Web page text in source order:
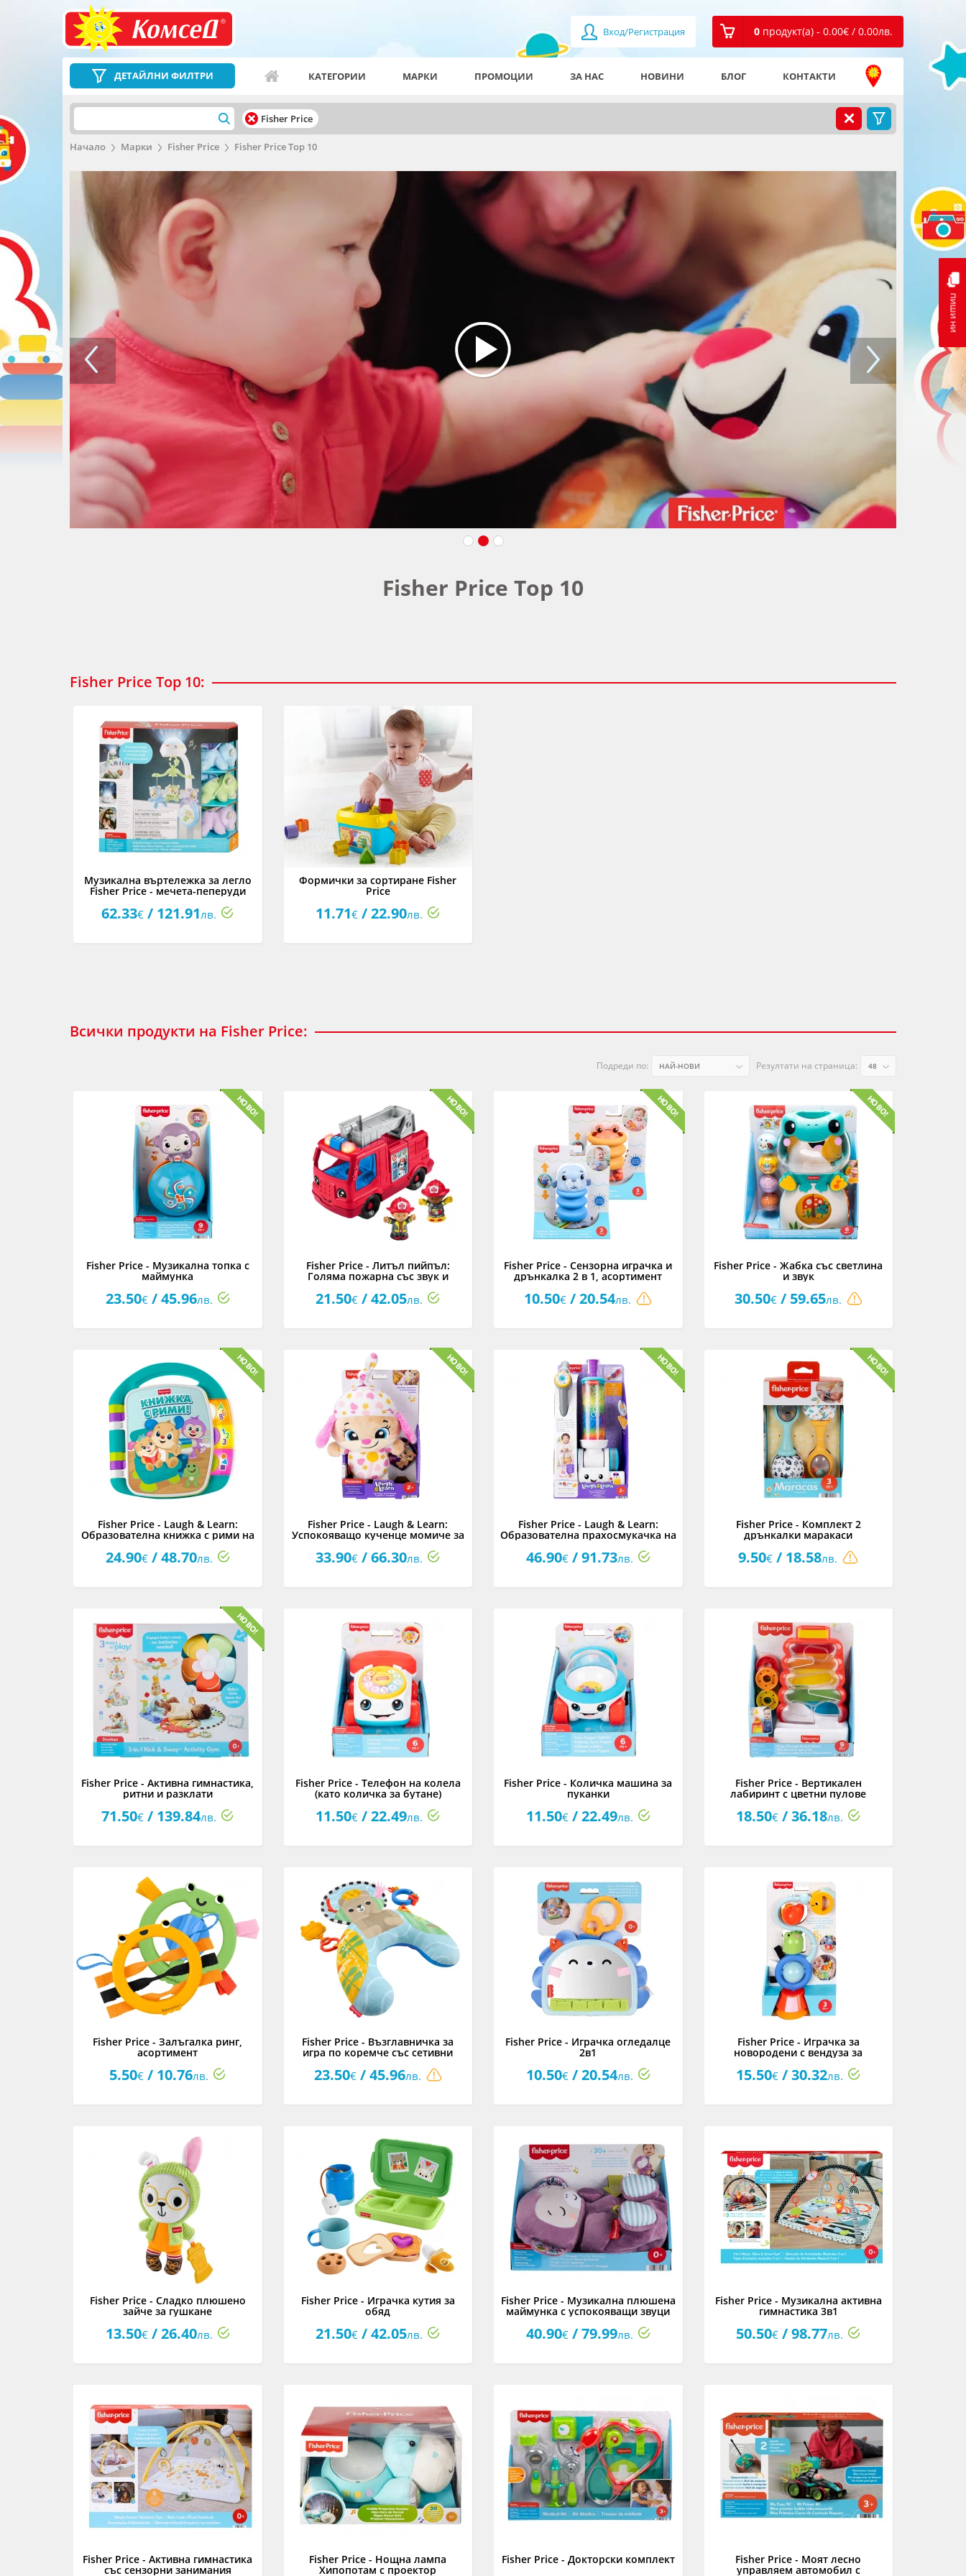
Вход/Регистрация 0 продукт(а) - 0.00€ / 0.00лв.
пиши ни
ДЕТАЙЛНИ ФИЛТРИ КАТЕГОРИИ МАРКИ ПРОМОЦИИ ЗА НАС НОВИНИ БЛОГ КОНТАКТИ
Fisher Price
Начало Марки Fisher Price Fisher Price Top 10
Fisher Price Top 10
Fisher Price Top 10:
Музикална въртележка за легло
Fisher Price - мечета-пеперуди
62.33€ / 121.91лв.
Формички за сортиране Fisher
Price
11.71€ / 22.90лв.
Всички продукти на Fisher Price:
Подреди по: Резултати на страница:
Fisher Price - Музикална топка с
маймунка
23.50€/ 45.96лв.
Fisher Price - Литъл пийпъл:
Голяма пожарна със звук и
21.50€ / 42.05лв.
Fisher Price - Сензорна играчка и
дрънкалка 2 в 1, асортимент
10.50€ / 20.54лв.
Fisher Price - Жабка със светлина
и звук
30.50€/ 59.65лв.
Fisher Price - Laugh & Learn:
Образователна книжка с рими на
24.90€/ 48.70лв.
Fisher Price - Laugh & Learn:
Успокояващо кученце момиче за
33.90€ / 66.30лв.
Fisher Price - Laugh & Learn:
Образователна прахосмукачка на
46.90€/ 91.73лв.
Fisher Price - Комплект 2
дрънкалки маракаси
9.50€ / 18.58лв.
Fisher Price - Активна гимнастика,
ритни и разклати
71.50€ / 139.84лв.
Fisher Price - Телефон на колела
(като количка за бутане)
11.50€ / 22.49лв.
Fisher Price - Количка машина за
пуканки
11.50€/ 22.49лв.
Fisher Price - Вертикален
лабиринт с цветни пулове
18.50€ / 36.18лв.
Fisher Price - Залъгалка ринг,
асортимент
5.50€ / 10.76лв.
Fisher Price - Възглавничка за
игра по коремче със сетивни
23.50€/ 45.96лв.
Fisher Price - Играчка огледалце
2в1
10.50€/ 20.54лв.
Fisher Price - Играчка за
новородени с вендуза за
15.50€ / 30.32лв.
Fisher Price - Сладко плюшено
зайче за гушкане
13.50€/ 26.40лв.
Fisher Price - Играчка кутия за
обяд
21.50€ / 42.05лв.
Fisher Price - Музикална плюшена
маймунка с успокояващи звуци
40.90€/ 79.99лв.
Fisher Price - Музикална активна
гимнастика 3в1
50.50€ / 98.77лв.
Fisher Price - Активна гимнастика
със сензорни занимания
Fisher Price - Нощна лампа
Хипопотам с проектор
Fisher Price - Докторски комплект Fisher Price - Моят лесно
управляем автомобил с